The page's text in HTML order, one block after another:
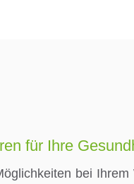
für Ihre
bei